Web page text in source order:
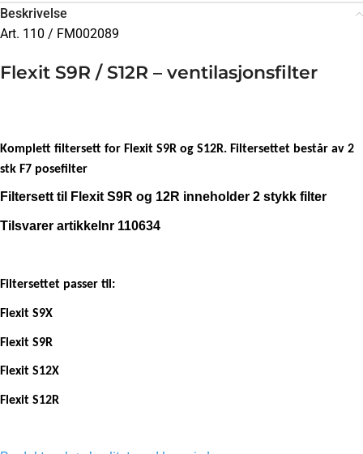
Beskrivelse
Art. 110 / FM002089
Flexit S9R / S12R – ventilasjonsfilter
Komplett filtersett for Flexit S9R og S12R. Filtersettet består av 2
stk F7 posefilter
Filtersett til Flexit S9R og 12R inneholder 2 stykk filter
Tilsvarer artikkelnr 110634
Filtersettet passer til:
Flexit S9X
Flexit S9R
Flexit S12X
Flexit S12R